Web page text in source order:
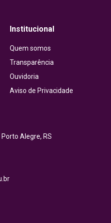
Institucional
Quem somos
Transparência
Ouvidoria
Aviso de Privacidade
Alegre, RS